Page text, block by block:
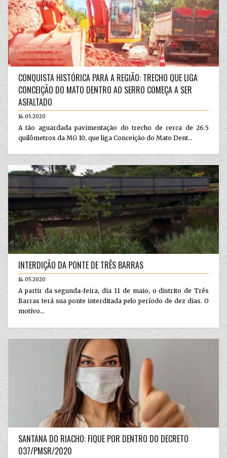
CONQUISTA HISTÓRICA PARA A REGIÃO: TRECHO QUE LIGA
CONCEIÇÃO DO MATO DENTRO AO SERRO COMEÇA A SER
ASFALTADO
14.05.2020
A tão aguardada pavimentação do trecho de cerca de 26.5
quilômetros da MG 10, que liga Conceição do Mato Dent...
INTERDIÇÃO DA PONTE DE TRÊS BARRAS
14.05.2020
A partir da segunda-feira, dia 11 de maio, o distrito de Três
Barras terá sua ponte interditada pelo período de dez dias. O
motivo...
SANTANA DO RIACHO: FIQUE POR DENTRO DO DECRETO
037/PMSR/2020